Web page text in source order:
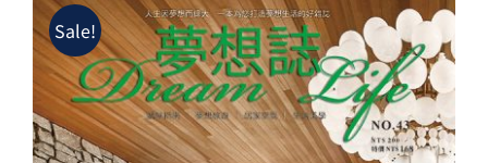
格：
NT$200。
格：
NT$168。
Sale!